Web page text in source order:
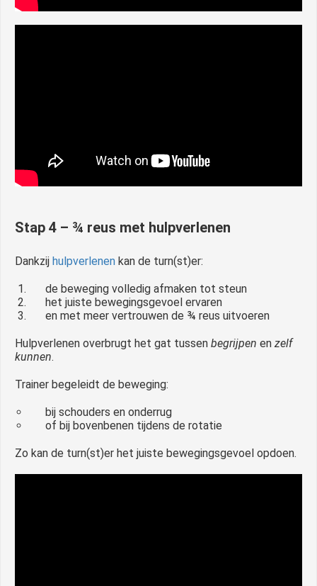
Stap 4 – ¾ reus met hulpverlenen
Dankzij hulpverlenen kan de turn(st)er:
de beweging volledig afmaken tot steun
het juiste bewegingsgevoel ervaren
en met meer vertrouwen de ¾ reus uitvoeren
Hulpverlenen overbrugt het gat tussen begrijpen en zelf
kunnen.
Trainer begeleidt de beweging:
bij schouders en onderrug
of bij bovenbenen tijdens de rotatie
Zo kan de turn(st)er het juiste bewegingsgevoel opdoen.